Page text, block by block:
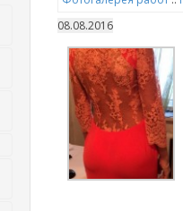
08.08.2016